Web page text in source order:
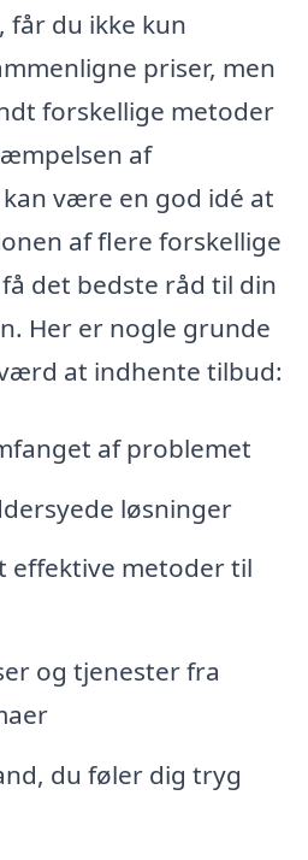
du ikke kun
priser, men
forskellige metoder
af
være en god idé at
af flere forskellige
det bedste råd til din
Her er nogle grunde
at indhente tilbud:
af problemet
løsninger
effektive metoder til
og tjenester fra
du føler dig tryg